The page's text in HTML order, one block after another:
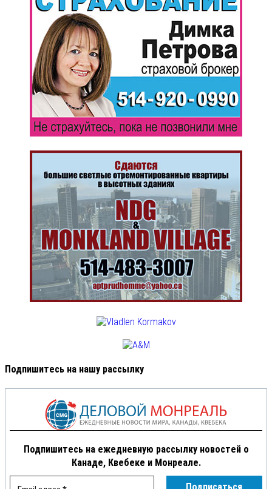
Подпишитесь на нашу рассылку
Подпишитесь на ежедневную рассылку новостей о
Канаде, Квебеке и Монреале.